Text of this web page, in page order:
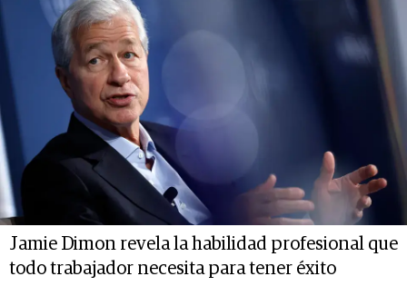
Jamie Dimon revela la habilidad profesional que
todo trabajador necesita para tener éxito